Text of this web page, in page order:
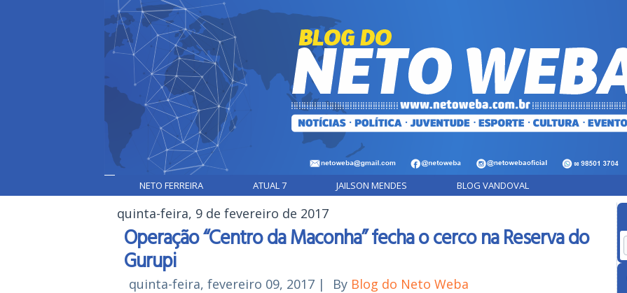
NETO FERREIRA ATUAL 7 JAILSON MENDES BLOG VANDOVAL
quinta-feira, 9 de fevereiro de 2017
Operação “Centro da Maconha” fecha o cerco na Reserva do
Gurupi
quinta-feira, fevereiro 09, 2017 | By Blog do Neto Weba